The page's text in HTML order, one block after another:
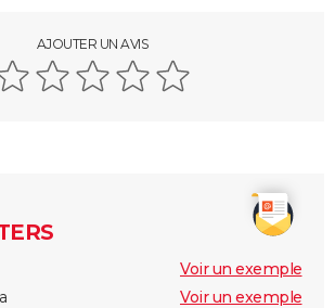
AJOUTER UN AVIS
Voir un exemple
Voir un exemple